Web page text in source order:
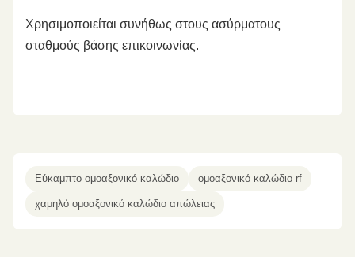
Χρησιμοποιείται συνήθως στους ασύρματους
σταθμούς βάσης επικοινωνίας.
Εύκαμπτο ομοαξονικό καλώδιο ομοαξονικό καλώδιο rf
χαμηλό ομοαξονικό καλώδιο απώλειας